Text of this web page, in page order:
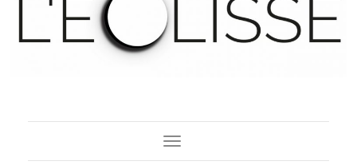
Toggle Navigation